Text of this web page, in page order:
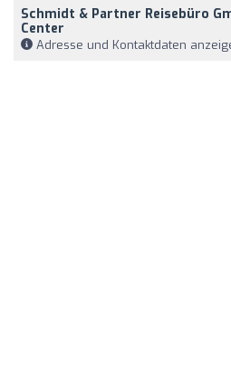
Schmidt & Partner Reisebüro
Center
Adresse und Kontaktdaten